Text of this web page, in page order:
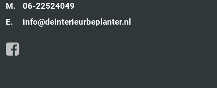
M.
06-22524049
E.
info@deinterieurbeplanter.nl